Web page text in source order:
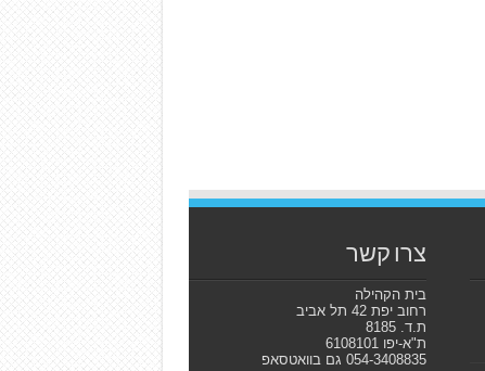
צרו קשר
בית הקהילה
רחוב יפת 42 תל אביב
ת.ד. 8185
ת"א-יפו 6108101
054-3408835 גם בוואטסאפ